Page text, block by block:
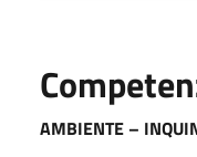
AMBIENTE –